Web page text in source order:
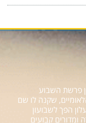
עלון פרשת השבוע
שקנה לו שם
הפך לשבועון
ומדורים קבועים